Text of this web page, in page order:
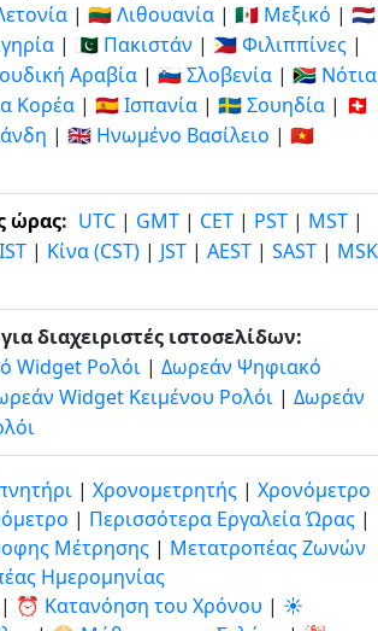
| 🇱🇹 Λιθουανία | 🇲🇽 Μεξικό | 🇳🇱
| 🇵🇰 Πακιστάν | 🇵🇭 Φιλιππίνες |
Αραβία | 🇸🇮 Σλοβενία | 🇿🇦 Νότια
Κορέα | 🇪🇸 Ισπανία | 🇸🇪 Σουηδία | 🇨🇭
| 🇬🇧 Ηνωμένο Βασίλειο | 🇻🇳
ώρας: UTC | GMT | CET | PST | MST |
IST | Κίνα (CST) | JST | AEST | SAST | MSK
για διαχειριστές ιστοσελίδων:
Widget Ρολόι | Δωρεάν Ψηφιακό
Widget Κειμένου Ρολόι | Δωρεάν
| Χρονομετρητής | Χρονόμετρο
| Περισσότερα Εργαλεία Ώρας |
Μέτρησης | Μετατροπέας Ζωνών
Ημερομηνίας
| ⏰ Κατανόηση του Χρόνου | ☀️